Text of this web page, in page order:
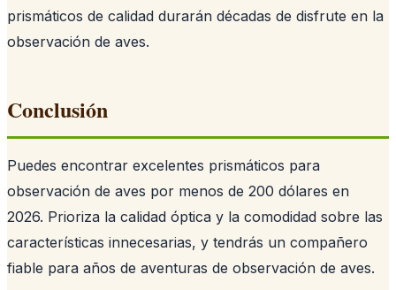
prismáticos de calidad durarán décadas de disfrute en la
observación de aves.
Conclusión
Puedes encontrar excelentes prismáticos para
observación de aves por menos de 200 dólares en
2026. Prioriza la calidad óptica y la comodidad sobre las
características innecesarias, y tendrás un compañero
fiable para años de aventuras de observación de aves.